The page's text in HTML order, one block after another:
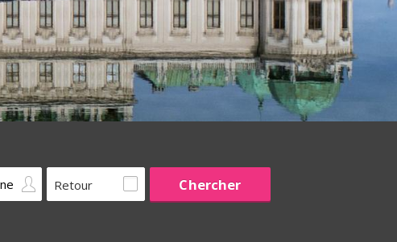
Retour